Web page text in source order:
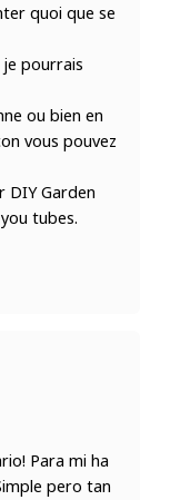
quoi que se
pourrais
ou bien en
vous pouvez
DIY Garden
tubes.
Para mi ha
pero tan